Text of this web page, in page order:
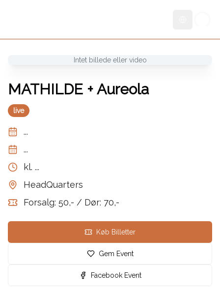
Intet billede eller video
MATHILDE + Aureola
live
...
...
kl. ...
HeadQuarters
Forsalg: 50,- / Dør: 70,-
Køb Billetter
Gem Event
Facebook Event